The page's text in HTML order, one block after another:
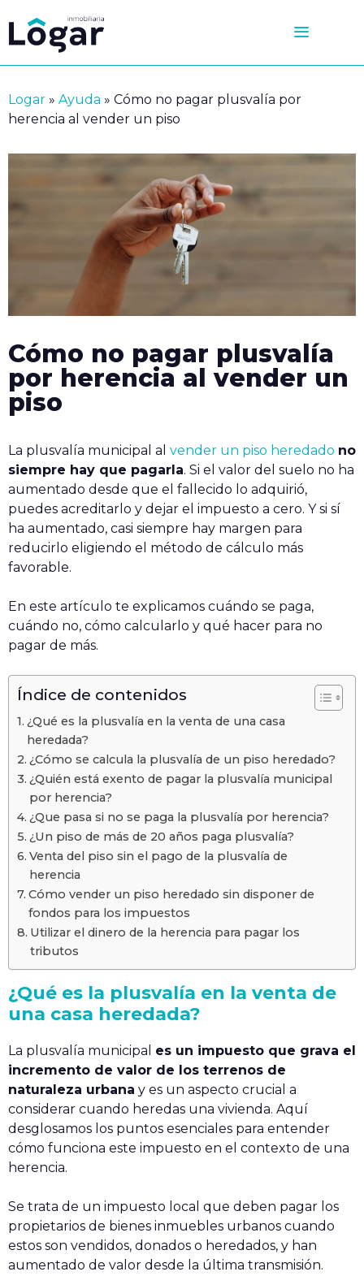
al
contenido
Logar » Ayuda » Cómo no pagar plusvalía por
herencia al vender un piso
Cómo no pagar plusvalía
por herencia al vender un
piso
La plusvalía municipal al vender un piso heredado no
siempre hay que pagarla. Si el valor del suelo no ha
aumentado desde que el fallecido lo adquirió,
puedes acreditarlo y dejar el impuesto a cero. Y si sí
ha aumentado, casi siempre hay margen para
reducirlo eligiendo el método de cálculo más
favorable.
En este artículo te explicamos cuándo se paga,
cuándo no, cómo calcularlo y qué hacer para no
pagar de más.
Índice de contenidos
¿Qué es la plusvalía en la venta de una casa
heredada?
¿Cómo se calcula la plusvalía de un piso heredado?
¿Quién está exento de pagar la plusvalía municipal
por herencia?
¿Que pasa si no se paga la plusvalía por herencia?
¿Un piso de más de 20 años paga plusvalía?
Venta del piso sin el pago de la plusvalía de
herencia
Cómo vender un piso heredado sin disponer de
fondos para los impuestos
Utilizar el dinero de la herencia para pagar los
tributos
¿Qué es la plusvalía en la venta de
una casa heredada?
La plusvalía municipal es un impuesto que grava el
incremento de valor de los terrenos de
naturaleza urbana y es un aspecto crucial a
considerar cuando heredas una vivienda. Aquí
desglosamos los puntos esenciales para entender
cómo funciona este impuesto en el contexto de una
herencia.
Se trata de un impuesto local que deben pagar los
propietarios de bienes inmuebles urbanos cuando
estos son vendidos, donados o heredados, y han
aumentado de valor desde la última transmisión.